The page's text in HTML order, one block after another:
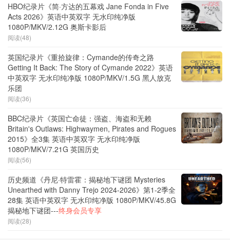
HBO纪录片《简·方达的五幕戏 Jane Fonda in Five
Acts 2026》英语中英双字 无水印纯净版
1080P/MKV/2.12G 奥斯卡影后
阅读(48)
英国纪录片《重拾旋律：Cymande的传奇之路
Getting It Back: The Story of Cymande 2022》英语
中英双字 无水印纯净版 1080P/MKV/1.5G 黑人放克
乐团
阅读(36)
BBC纪录片《英国亡命徒：强盗、海盗和无赖
Britain's Outlaws: Highwaymen, Pirates and Rogues
2015》全3集 英语中英双字 无水印纯净版
1080P/MKV/7.21G 英国历史
阅读(56)
历史频道《丹尼·特雷霍：揭秘地下谜团 Mysteries
Unearthed with Danny Trejo 2024-2026》第1-2季全
28集 英语中英双字 无水印纯净版 1080P/MKV/45.8G
揭秘地下谜团---终身会员专享
阅读(28)